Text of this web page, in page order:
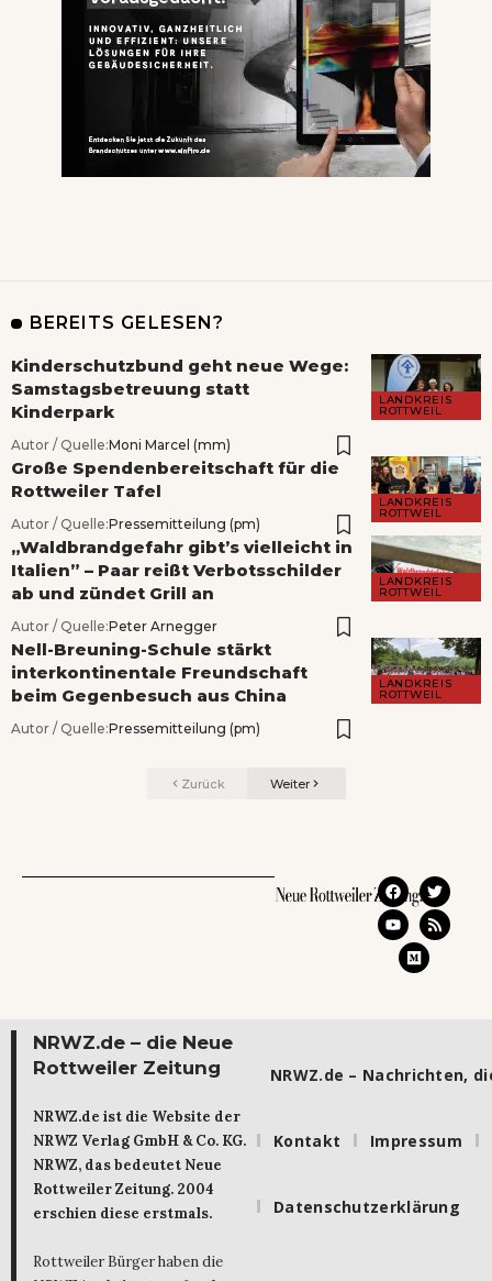
BEREITS GELESEN?
LANDKREIS
ROTTWEIL
Kinderschutzbund geht neue Wege:
Samstagsbetreuung statt
Kinderpark
Autor / Quelle:Moni Marcel (mm)
LANDKREIS
ROTTWEIL
Große Spendenbereitschaft für die
Rottweiler Tafel
Autor / Quelle:Pressemitteilung (pm)
LANDKREIS
ROTTWEIL
„Waldbrandgefahr gibt’s vielleicht in
Italien” – Paar reißt Verbotsschilder
ab und zündet Grill an
Autor / Quelle:Peter Arnegger
LANDKREIS
ROTTWEIL
Nell-Breuning-Schule stärkt
interkontinentale Freundschaft
beim Gegenbesuch aus China
Autor / Quelle:Pressemitteilung (pm)
Zurück Weiter
NRWZ.de – die Neue
Rottweiler Zeitung
NRWZ.de ist die Website der
NRWZ Verlag GmbH & Co. KG.
NRWZ, das bedeutet Neue
Rottweiler Zeitung. 2004
erschien diese erstmals.
Rottweiler Bürger haben die
NRWZ.de – Nachrichten,
Kontakt Impressum
Datenschutzerklärung